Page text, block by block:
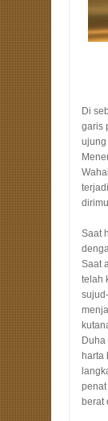
Di
garis
ujung
Saat
Saat
telah
harta
berat